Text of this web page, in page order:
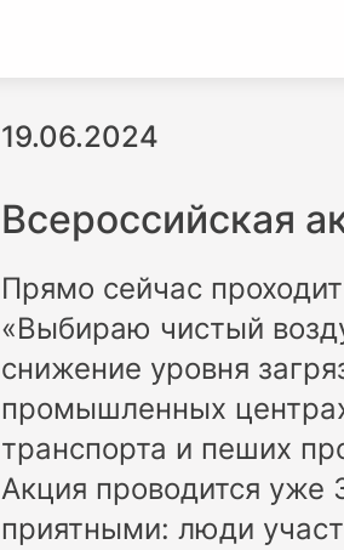
19.06.2024
Всероссийская
Прямо сейчас
«Выбираю чистый
снижение уровня
промышленных
транспорта и пеших
Акция проводится уже
приятными: люди